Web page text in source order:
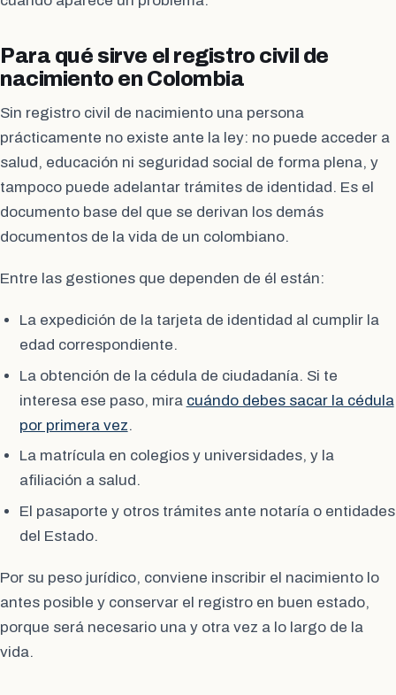
Para qué sirve el registro civil de
nacimiento en Colombia
Sin registro civil de nacimiento una persona
prácticamente no existe ante la ley: no puede acceder a
salud, educación ni seguridad social de forma plena, y
tampoco puede adelantar trámites de identidad. Es el
documento base del que se derivan los demás
documentos de la vida de un colombiano.
Entre las gestiones que dependen de él están:
La expedición de la tarjeta de identidad al cumplir la
edad correspondiente.
La obtención de la cédula de ciudadanía. Si te
interesa ese paso, mira cuándo debes sacar la cédula
por primera vez.
La matrícula en colegios y universidades, y la
afiliación a salud.
El pasaporte y otros trámites ante notaría o entidades
del Estado.
Por su peso jurídico, conviene inscribir el nacimiento lo
antes posible y conservar el registro en buen estado,
porque será necesario una y otra vez a lo largo de la
vida.